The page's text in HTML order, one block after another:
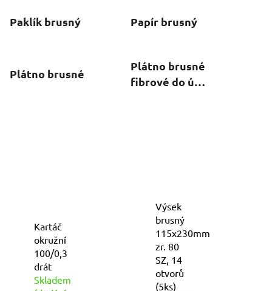
Paklík brusný Papír brusný
Plátno brusné
Plátno brusné
fibrové do úhl.
Kartáč
okružní
100/0,3
drát
Skladem
Výsek
brusný
115x230mm
zr. 80
SZ, 14
otvorů
(5ks)